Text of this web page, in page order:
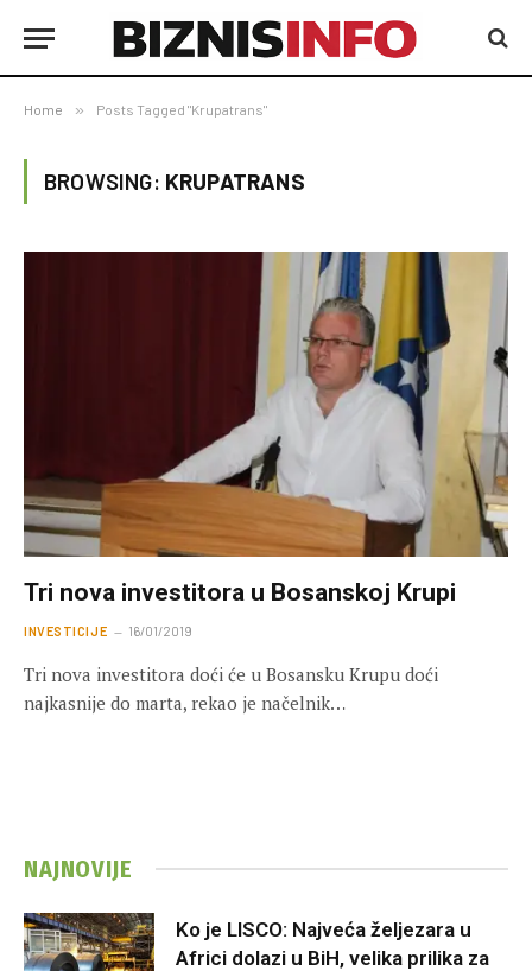
Home » Posts Tagged "Krupatrans"
BROWSING: KRUPATRANS
Tri nova investitora u Bosanskoj Krupi
INVESTICIJE 16/01/2019
Tri nova investitora doći će u Bosansku Krupu doći
najkasnije do marta, rekao je načelnik…
NAJNOVIJE
Ko je LISCO: Najveća željezara u
Africi dolazi u BiH, velika prilika za